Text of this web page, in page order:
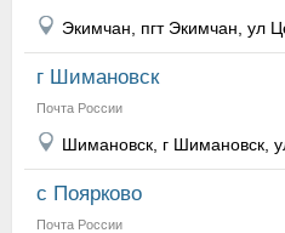
Экимчан, пгт Экимчан, ул
г Шимановск
Почта России
Шимановск, г Шимановск,
с Поярково
Почта России